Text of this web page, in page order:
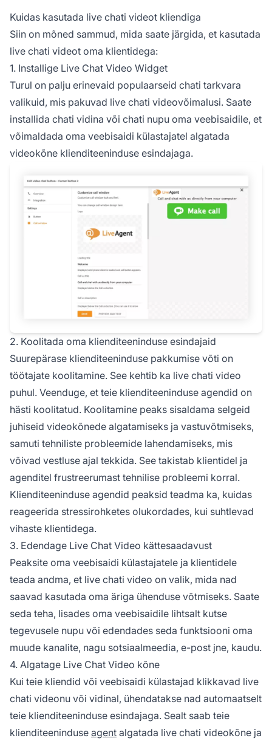
Kuidas kasutada live chati videot kliendiga
Siin on mõned sammud, mida saate järgida, et kasutada
live chati videot oma klientidega:
1. Installige Live Chat Video Widget
Turul on palju erinevaid populaarseid chati tarkvara
valikuid, mis pakuvad live chati videovõimalusi. Saate
installida chati vidina või chati nupu oma veebisaidile, et
võimaldada oma veebisaidi külastajatel algatada
videokõne klienditeeninduse esindajaga.
2. Koolitada oma klienditeeninduse esindajaid
Suurepärase klienditeeninduse pakkumise võti on
töötajate koolitamine. See kehtib ka live chati video
puhul. Veenduge, et teie klienditeeninduse agendid on
hästi koolitatud. Koolitamine peaks sisaldama selgeid
juhiseid videokõnede algatamiseks ja vastuvõtmiseks,
samuti tehniliste probleemide lahendamiseks, mis
võivad vestluse ajal tekkida. See takistab klientidel ja
agenditel frustreerumast tehnilise probleemi korral.
Klienditeeninduse agendid peaksid teadma ka, kuidas
reageerida stressirohketes olukordades, kui suhtlevad
vihaste klientidega.
3. Edendage Live Chat Video kättesaadavust
Peaksite oma veebisaidi külastajatele ja klientidele
teada andma, et live chati video on valik, mida nad
saavad kasutada oma äriga ühenduse võtmiseks. Saate
seda teha, lisades oma veebisaidile lihtsalt kutse
tegevusele nupu või edendades seda funktsiooni oma
muude kanalite, nagu sotsiaalmeedia, e-post jne, kaudu.
4. Algatage Live Chat Video kõne
Kui teie kliendid või veebisaidi külastajad klikkavad live
chati videonu või vidinal, ühendatakse nad automaatselt
teie klienditeeninduse esindajaga. Sealt saab teie
klienditeeninduse agent algatada live chati videokõne ja